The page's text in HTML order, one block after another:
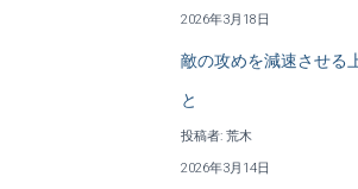
2026年3月18日
敵の攻めを減速させる
と
投稿者: 荒木
2026年3月14日